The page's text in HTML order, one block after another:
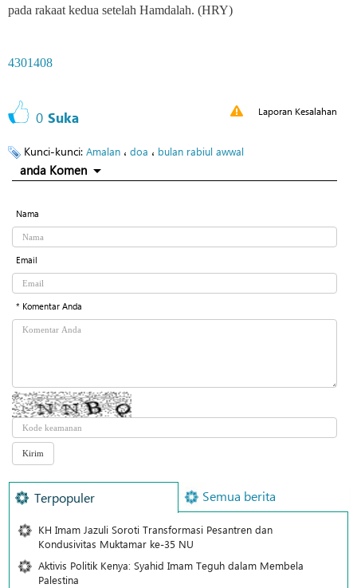
pada rakaat kedua setelah Hamdalah. (HRY)
4301408
0 Suka Laporan Kesalahan
Kunci-kunci: Amalan ، doa ، bulan rabiul awwal
anda Komen
Nama
Email
* Komentar Anda
Terpopuler Semua berita
KH Imam Jazuli Soroti Transformasi Pesantren dan
Kondusivitas Muktamar ke-35 NU
Aktivis Politik Kenya: Syahid Imam Teguh dalam Membela
Palestina